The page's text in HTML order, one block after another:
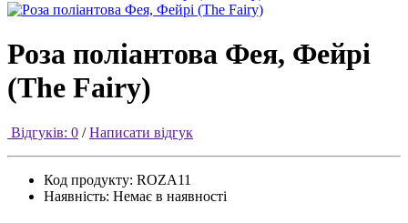
Роза поліантова Фея, Фейрі
(The Fairy)
Відгуків: 0 /Написати відгук
Код продукту: ROZA11
Наявність: Немає в наявності